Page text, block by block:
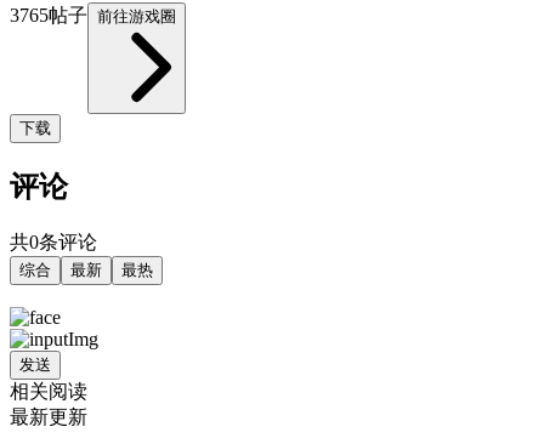
3765帖子 前往游戏圈
下载
评论
共0条评论
综合 最新 最热
发送
相关阅读
最新更新